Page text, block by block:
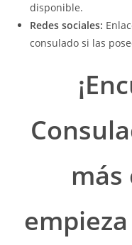
disponible.
Redes sociales:
consulado si las
más